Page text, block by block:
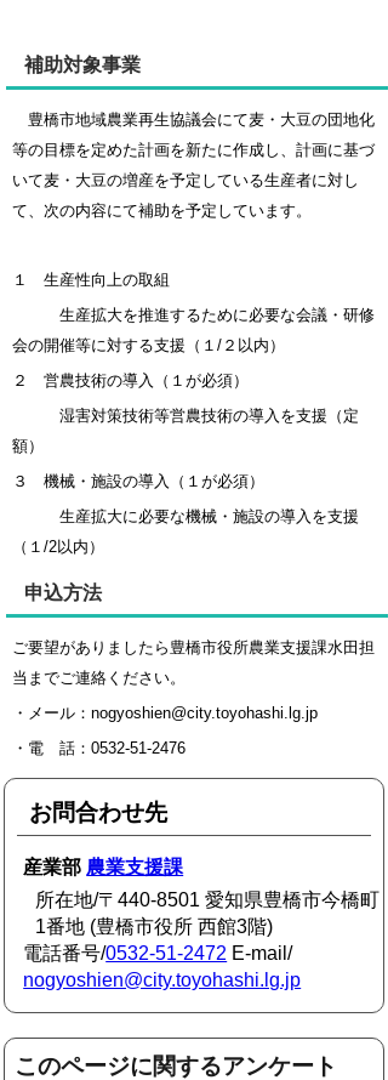
補助対象事業
豊橋市地域農業再生協議会にて麦・大豆の団地化
等の目標を定めた計画を新たに作成し、計画に基づ
いて麦・大豆の増産を予定している生産者に対し
て、次の内容にて補助を予定しています。
１ 生産性向上の取組
生産拡大を推進するために必要な会議・研修
会の開催等に対する支援（１/２以内）
２ 営農技術の導入（１が必須）
湿害対策技術等営農技術の導入を支援（定
額）
３ 機械・施設の導入（１が必須）
⽣産拡⼤に必要な機械・施設の導⼊を⽀援
（１/2以内）
申込方法
ご要望がありましたら豊橋市役所農業支援課水田担
当までご連絡ください。
・メール：nogyoshien@city.toyohashi.lg.jp
・電 話：0532-51-2476
お問合わせ先
産業部 農業支援課
所在地/〒440-8501 愛知県豊橋市今橋町
1番地 (豊橋市役所 西館3階)
電話番号/0532-51-2472 E-mail/
nogyoshien@city.toyohashi.lg.jp
このページに関するアンケート